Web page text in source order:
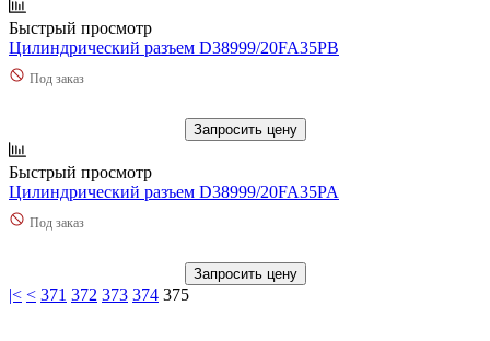
Быстрый просмотр
Цилиндрический разъем D38999/20FA35PB
Под заказ
Запросить цену
Быстрый просмотр
Цилиндрический разъем D38999/20FA35PA
Под заказ
Запросить цену
|< < 371 372 373 374 375